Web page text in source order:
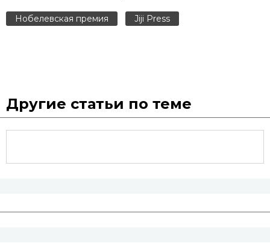
Нобелевская премия Jiji Press
Другие статьи по теме